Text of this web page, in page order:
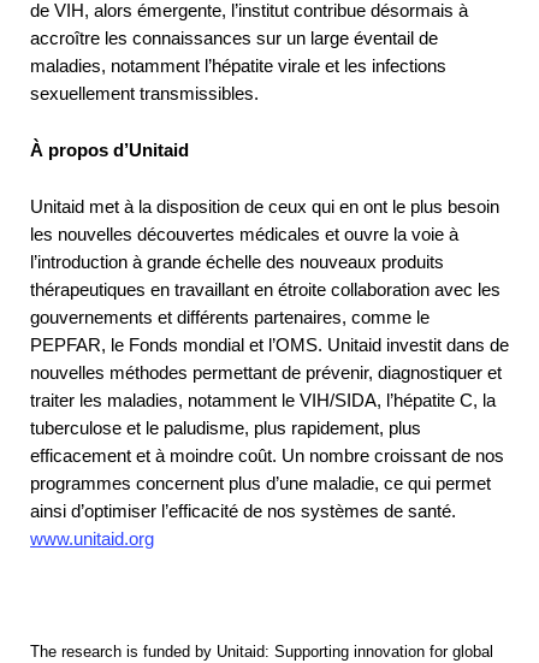
de VIH, alors émergente, l’institut contribue désormais à
accroître les connaissances sur un large éventail de
maladies, notamment l’hépatite virale et les infections
sexuellement transmissibles.
À propos d’Unitaid
Unitaid met à la disposition de ceux qui en ont le plus besoin
les nouvelles découvertes médicales et ouvre la voie à
l’introduction à grande échelle des nouveaux produits
thérapeutiques en travaillant en étroite collaboration avec les
gouvernements et différents partenaires, comme le
PEPFAR, le Fonds mondial et l’OMS. Unitaid investit dans de
nouvelles méthodes permettant de prévenir, diagnostiquer et
traiter les maladies, notamment le VIH/SIDA, l’hépatite C, la
tuberculose et le paludisme, plus rapidement, plus
efficacement et à moindre coût. Un nombre croissant de nos
programmes concernent plus d’une maladie, ce qui permet
ainsi d’optimiser l’efficacité de nos systèmes de santé.
www.unitaid.org
The research is funded by Unitaid: Supporting innovation for global